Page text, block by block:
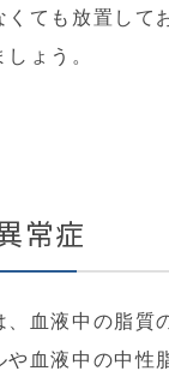
くても放置して
ょう。
常症
、血液中の脂
や血液中の中性